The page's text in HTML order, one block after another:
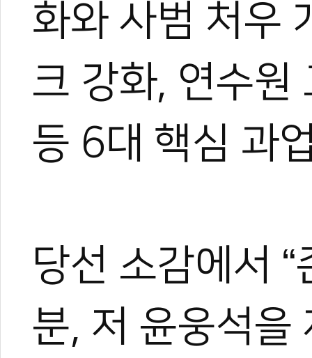
화와 사범 처우
크 강화, 연수원
등 6대 핵심 과
당선 소감에서
분, 저 윤웅석을
0